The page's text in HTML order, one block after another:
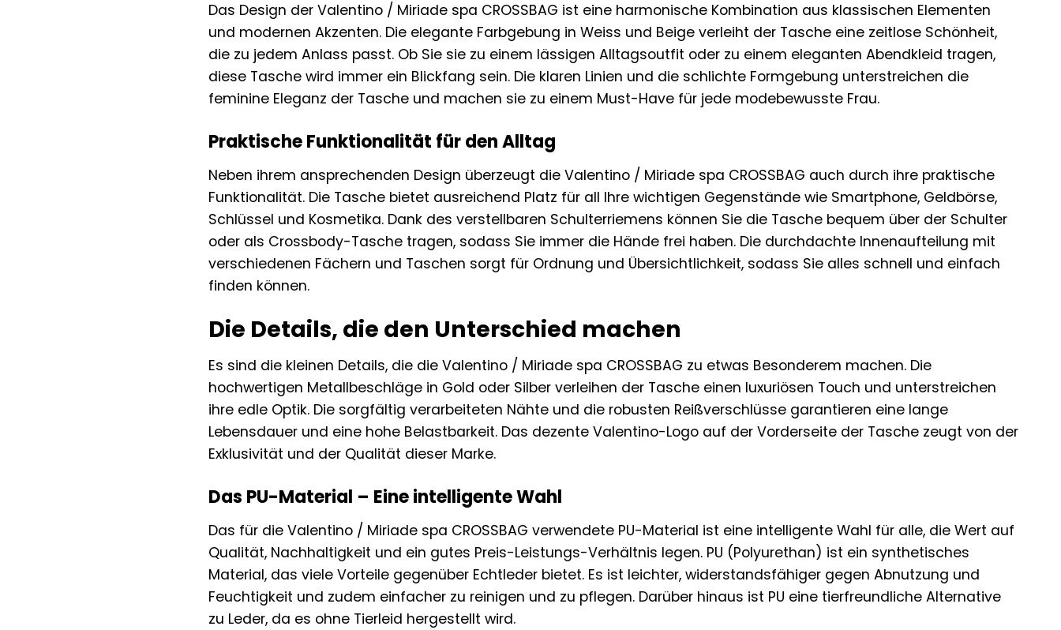
Das Design der Valentino / Miriade spa CROSSBAG ist eine harmonische Kombination aus klassischen Elementen
und modernen Akzenten. Die elegante Farbgebung in Weiss und Beige verleiht der Tasche eine zeitlose Schönheit,
die zu jedem Anlass passt. Ob Sie sie zu einem lässigen Alltagsoutfit oder zu einem eleganten Abendkleid tragen,
diese Tasche wird immer ein Blickfang sein. Die klaren Linien und die schlichte Formgebung unterstreichen die
feminine Eleganz der Tasche und machen sie zu einem Must-Have für jede modebewusste Frau.
Praktische Funktionalität für den Alltag
Neben ihrem ansprechenden Design überzeugt die Valentino / Miriade spa CROSSBAG auch durch ihre praktische
Funktionalität. Die Tasche bietet ausreichend Platz für all Ihre wichtigen Gegenstände wie Smartphone, Geldbörse,
Schlüssel und Kosmetika. Dank des verstellbaren Schulterriemens können Sie die Tasche bequem über der Schulter
oder als Crossbody-Tasche tragen, sodass Sie immer die Hände frei haben. Die durchdachte Innenaufteilung mit
verschiedenen Fächern und Taschen sorgt für Ordnung und Übersichtlichkeit, sodass Sie alles schnell und einfach
finden können.
Die Details, die den Unterschied machen
Es sind die kleinen Details, die die Valentino / Miriade spa CROSSBAG zu etwas Besonderem machen. Die
hochwertigen Metallbeschläge in Gold oder Silber verleihen der Tasche einen luxuriösen Touch und unterstreichen
ihre edle Optik. Die sorgfältig verarbeiteten Nähte und die robusten Reißverschlüsse garantieren eine lange
Lebensdauer und eine hohe Belastbarkeit. Das dezente Valentino-Logo auf der Vorderseite der Tasche zeugt von der
Exklusivität und der Qualität dieser Marke.
Das PU-Material – Eine intelligente Wahl
Das für die Valentino / Miriade spa CROSSBAG verwendete PU-Material ist eine intelligente Wahl für alle, die Wert auf
Qualität, Nachhaltigkeit und ein gutes Preis-Leistungs-Verhältnis legen. PU (Polyurethan) ist ein synthetisches
Material, das viele Vorteile gegenüber Echtleder bietet. Es ist leichter, widerstandsfähiger gegen Abnutzung und
Feuchtigkeit und zudem einfacher zu reinigen und zu pflegen. Darüber hinaus ist PU eine tierfreundliche Alternative
zu Leder, da es ohne Tierleid hergestellt wird.